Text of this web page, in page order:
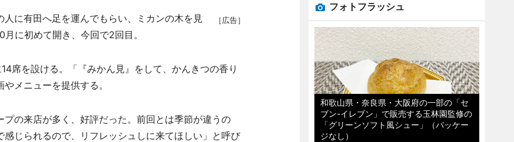
［広告］
に有田へ足を運んでもらい、ミカンの木を見
に初めて開き、今回で2回目。
席を設ける。「『みかん見』をして、かんきつの香り
メニューを提供する。
の来店が多く、好評だった。前回とは季節が違うの
じられるので、リフレッシュしに来てほしい」と呼び
フォトフラッシュ
和歌山県・奈良県・大阪府の一部の「セ
ブン-イレブン」で販売する玉林園監修の
「グリーンソフト風シュー」（パッケー
ジなし）